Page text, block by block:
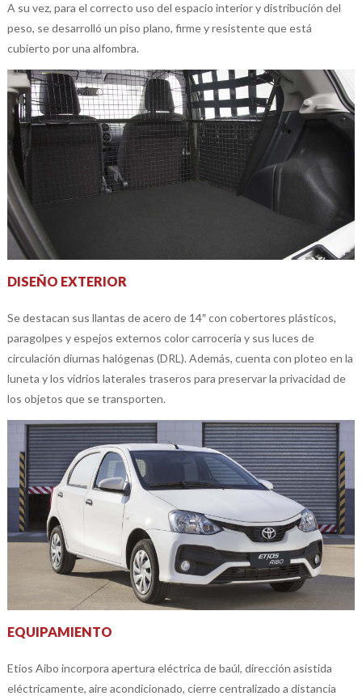
A su vez, para el correcto uso del espacio interior y distribución del
peso, se desarrolló un piso plano, firme y resistente que está
cubierto por una alfombra.
DISEÑO EXTERIOR
Se destacan sus llantas de acero de 14″ con cobertores plásticos,
paragolpes y espejos externos color carrocería y sus luces de
circulación diurnas halógenas (DRL). Además, cuenta con ploteo en la
luneta y los vidrios laterales traseros para preservar la privacidad de
los objetos que se transporten.
EQUIPAMIENTO
Etios Aibo incorpora apertura eléctrica de baúl, dirección asistida
eléctricamente, aire acondicionado, cierre centralizado a distancia